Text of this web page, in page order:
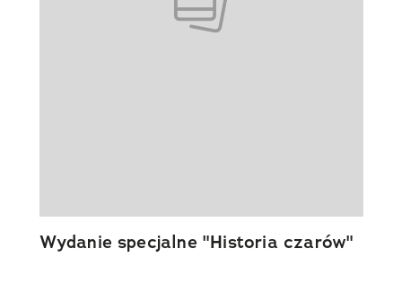
Wydanie specjalne "Historia czarów"